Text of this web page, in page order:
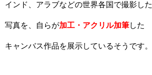
インド、アラブなどの世界各国で撮影した
写真を、自らが加工・アクリル加筆した
キャンバス作品を展示しているそうです。